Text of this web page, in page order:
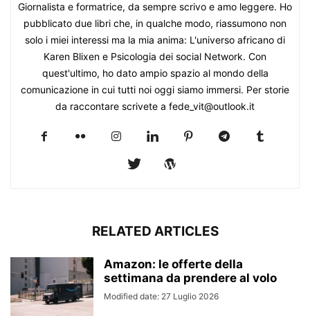
Giornalista e formatrice, da sempre scrivo e amo leggere. Ho
pubblicato due libri che, in qualche modo, riassumono non
solo i miei interessi ma la mia anima: L'universo africano di
Karen Blixen e Psicologia dei social Network. Con
quest'ultimo, ho dato ampio spazio al mondo della
comunicazione in cui tutti noi oggi siamo immersi. Per storie
da raccontare scrivete a fede_vit@outlook.it
RELATED ARTICLES
Amazon: le offerte della
settimana da prendere al volo
Modified date: 27 Luglio 2026